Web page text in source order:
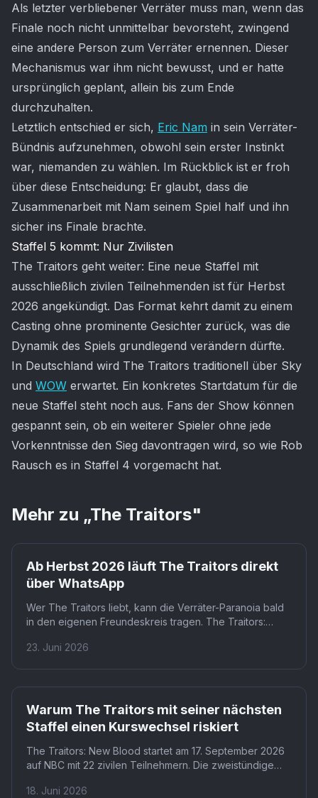
Als letzter verbliebener Verräter muss man, wenn das
Finale noch nicht unmittelbar bevorsteht, zwingend
eine andere Person zum Verräter ernennen. Dieser
Mechanismus war ihm nicht bewusst, und er hatte
ursprünglich geplant, allein bis zum Ende
durchzuhalten.
Letztlich entschied er sich, Eric Nam in sein Verräter-
Bündnis aufzunehmen, obwohl sein erster Instinkt
war, niemanden zu wählen. Im Rückblick ist er froh
über diese Entscheidung: Er glaubt, dass die
Zusammenarbeit mit Nam seinem Spiel half und ihn
sicher ins Finale brachte.
Staffel 5 kommt: Nur Zivilisten
The Traitors geht weiter: Eine neue Staffel mit
ausschließlich zivilen Teilnehmenden ist für Herbst
2026 angekündigt. Das Format kehrt damit zu einem
Casting ohne prominente Gesichter zurück, was die
Dynamik des Spiels grundlegend verändern dürfte.
In Deutschland wird The Traitors traditionell über Sky
und WOW erwartet. Ein konkretes Startdatum für die
neue Staffel steht noch aus. Fans der Show können
gespannt sein, ob ein weiterer Spieler ohne jede
Vorkenntnisse den Sieg davontragen wird, so wie Rob
Rausch es in Staffel 4 vorgemacht hat.
Mehr zu „The Traitors"
Ab Herbst 2026 läuft The Traitors direkt
über WhatsApp
Wer The Traitors liebt, kann die Verräter-Paranoia bald
in den eigenen Freundeskreis tragen. The Traitors:
und Verbannungen vollständig in einen WhatsApp-Chat.
23. Juni 2026
Warum The Traitors mit seiner nächsten
Staffel einen Kurswechsel riskiert
The Traitors: New Blood startet am 17. September 2026
auf NBC mit 22 zivilen Teilnehmern. Die zweistündige
schottische Schloss, moderiert von Alan Cumming. Das
18. Juni 2026